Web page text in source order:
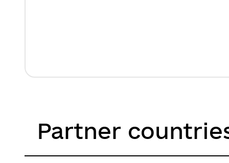
Partner